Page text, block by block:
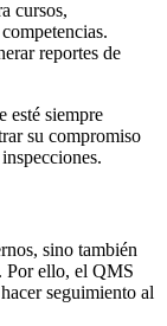
cursos,
reportes de
esté siempre
su compromiso
sino también
Por ello, el QMS
seguimiento al